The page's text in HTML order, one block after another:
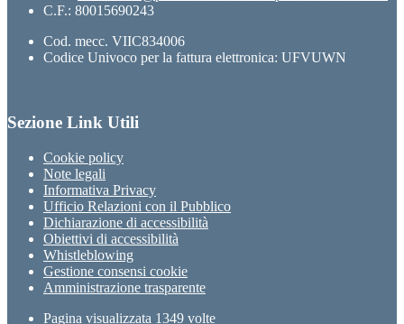
C.F.: 80015690243
Cod. mecc. VIIC834006
Codice Univoco per la fattura elettronica: UFVUWN
Sezione Link Utili
Cookie policy
Note legali
Informativa Privacy
Ufficio Relazioni con il Pubblico
Dichiarazione di accessibilità
Obiettivi di accessibilità
Whistleblowing
Gestione consensi cookie
Amministrazione trasparente
Pagina visualizzata 1349 volte